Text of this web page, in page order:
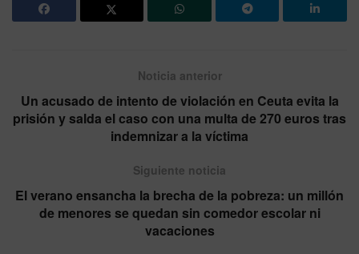
Noticia anterior
Un acusado de intento de violación en Ceuta evita la
prisión y salda el caso con una multa de 270 euros tras
indemnizar a la víctima
Siguiente noticia
El verano ensancha la brecha de la pobreza: un millón
de menores se quedan sin comedor escolar ni
vacaciones